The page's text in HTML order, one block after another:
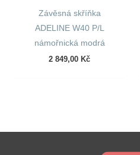
Závěsná skříňka
ADELINE W40 P/L
námořnická modrá
2 849,00 Kč